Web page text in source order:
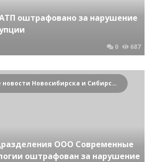
оштрафовано за нарушение
0 687
Криминальные новости Новосибирска и Сибирского региона
ООО Современные
оштрафован за нарушение